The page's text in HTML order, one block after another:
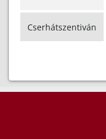
Cserhátszentiván